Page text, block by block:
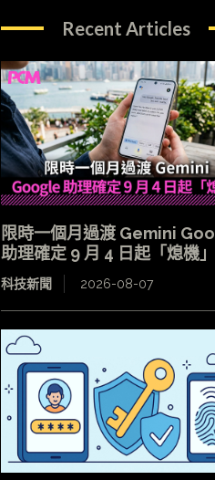
Recent Articles
限時一個月過渡 Gemini
助理確定 9 月 4 日起「熄機」
科技新聞 2026-08-07